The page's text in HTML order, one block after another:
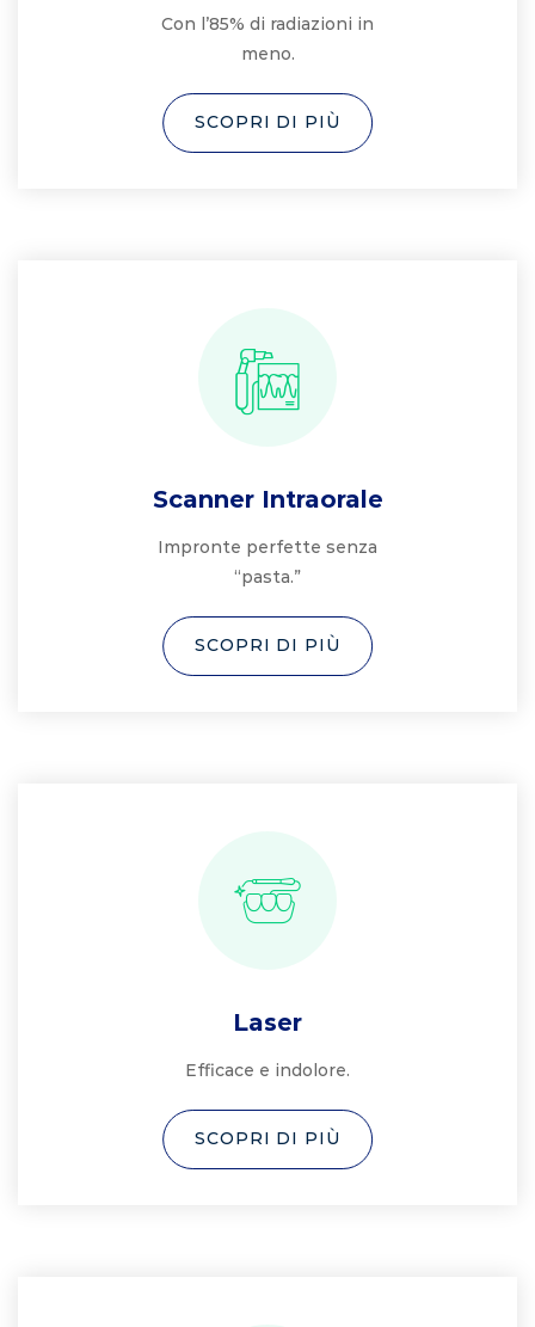
Con l’85% di radiazioni in
meno.
SCOPRI DI PIÙ
Scanner Intraorale
Impronte perfette senza
“pasta.”
SCOPRI DI PIÙ
Laser
Efficace e indolore.
SCOPRI DI PIÙ